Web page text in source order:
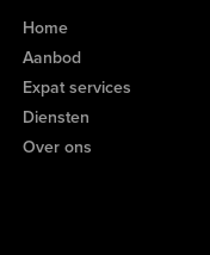
Home
Aanbod
Expat services
Diensten
Over ons